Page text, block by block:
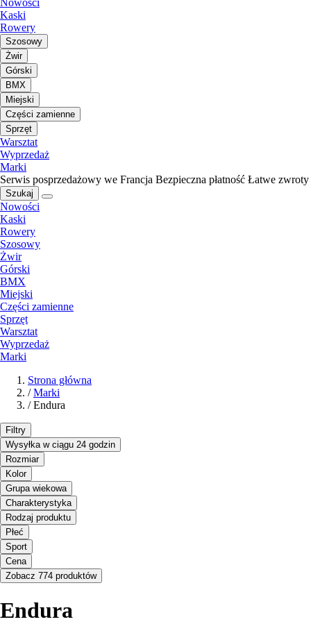
Nowości
Kaski
Rowery
Szosowy
Żwir
Górski
BMX
Miejski
Części zamienne
Sprzęt
Warsztat
Wyprzedaż
Marki
Serwis posprzedażowy we Francja Bezpieczna płatność Łatwe zwroty
Szukaj
Nowości
Kaski
Rowery
Szosowy
Żwir
Górski
BMX
Miejski
Części zamienne
Sprzęt
Warsztat
Wyprzedaż
Marki
Strona główna
/ Marki
/ Endura
Filtry
Wysyłka w ciągu 24 godzin
Rozmiar
Kolor
Grupa wiekowa
Charakterystyka
Rodzaj produktu
Płeć
Sport
Cena
Zobacz 774 produktów
Endura